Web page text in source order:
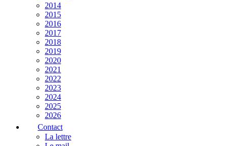
2014
2015
2016
2017
2018
2019
2020
2021
2022
2023
2024
2025
2026
Contact
La lettre